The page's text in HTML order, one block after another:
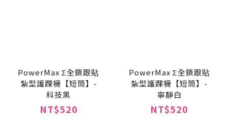
PowerMax Σ全鎖跟貼
紮型護踝襪【短筒】-
科技黑
NT$520
PowerMax Σ全鎖跟貼
紮型護踝襪【短筒】-
寧靜白
NT$520